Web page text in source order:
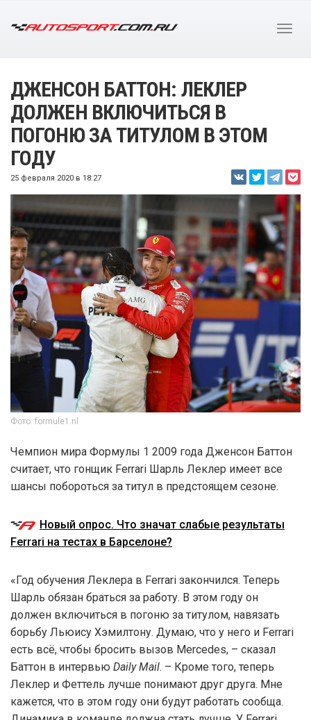
ДЖЕНСОН БАТТОН: ЛЕКЛЕР
ДОЛЖЕН ВКЛЮЧИТЬСЯ В
ПОГОНЮ ЗА ТИТУЛОМ В ЭТОМ
ГОДУ
25 февраля 2020 в 18:27
Фото: formule1.nl
Чемпион мира Формулы 1 2009 года Дженсон Баттон
считает, что гонщик Ferrari Шарль Леклер имеет все
шансы побороться за титул в предстоящем сезоне.
Новый опрос. Что значат слабые результаты
Ferrari на тестах в Барселоне?
«Год обучения Леклера в Ferrari закончился. Теперь
Шарль обязан браться за работу. В этом году он
должен включиться в погоню за титулом, навязать
борьбу Льюису Хэмилтону. Думаю, что у него и Ferrari
есть всё, чтобы бросить вызов Mercedes, – сказал
Баттон в интервью Daily Mail. – Кроме того, теперь
Леклер и Феттель лучше понимают друг друга. Мне
кажется, что в этом году они будут работать сообща.